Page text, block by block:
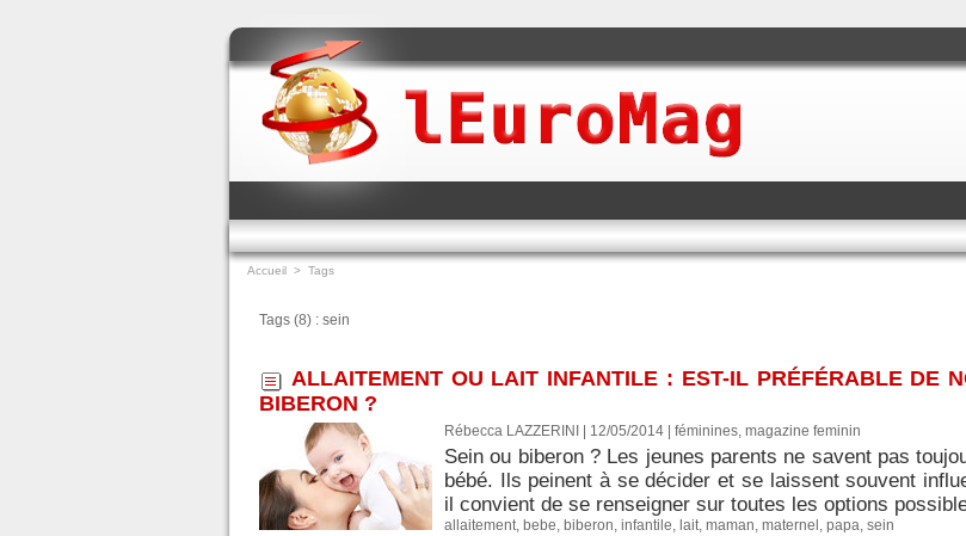
Accueil > Tags
Tags (8) : sein
ALLAITEMENT OU LAIT INFANTILE : EST-IL PRÉFÉRABLE DE
BIBERON ?
Rébecca LAZZERINI | 12/05/2014 féminines, magazine feminin
Sein ou biberon ? Les jeunes parents ne savent pas
bébé. Ils peinent à se décider et se laissent souvent
il convient de se renseigner sur toutes les options
allaitement, bebe, biberon, infantile, lait, maman, maternel , papa, sein